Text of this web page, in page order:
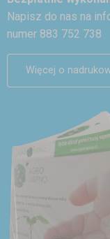
Napisz do nas na
numer 883 752 738
Więcej o